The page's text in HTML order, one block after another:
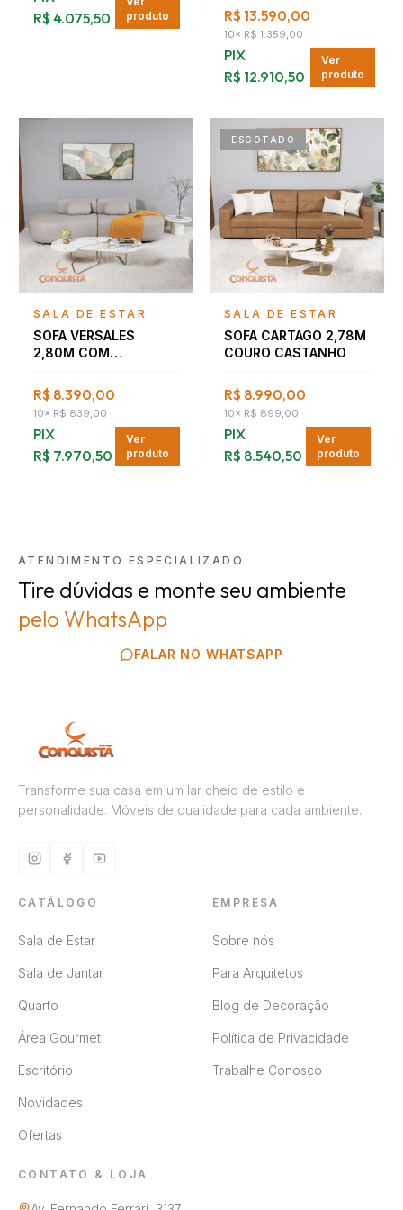
R$ 4.075,50
produto
R$ 13.590,00
10× R$ 1.359,00
PIX
R$ 12.910,50
Ver
produto
Falar com consultor
SALA DE ESTAR
SOFA VERSALES
2,80M COM
R$ 8.390,00
10× R$ 839,00
PIX
R$ 7.970,50
Ver
produto
ESGOTADO
Falar com consultor
SALA DE ESTAR
SOFA CARTAGO 2,78M
COURO CASTANHO
R$ 8.990,00
10× R$ 899,00
PIX
R$ 8.540,50
Ver
produto
ATENDIMENTO ESPECIALIZADO
Tire dúvidas e monte seu ambiente
pelo WhatsApp
FALAR NO WHATSAPP
Transforme sua casa em um lar cheio de estilo e
personalidade. Móveis de qualidade para cada ambiente.
CATÁLOGO
Sala de Estar
Sala de Jantar
Quarto
Área Gourmet
Escritório
Novidades
Ofertas
EMPRESA
Sobre nós
Para Arquitetos
Blog de Decoração
Política de Privacidade
Trabalhe Conosco
CONTATO & LOJA